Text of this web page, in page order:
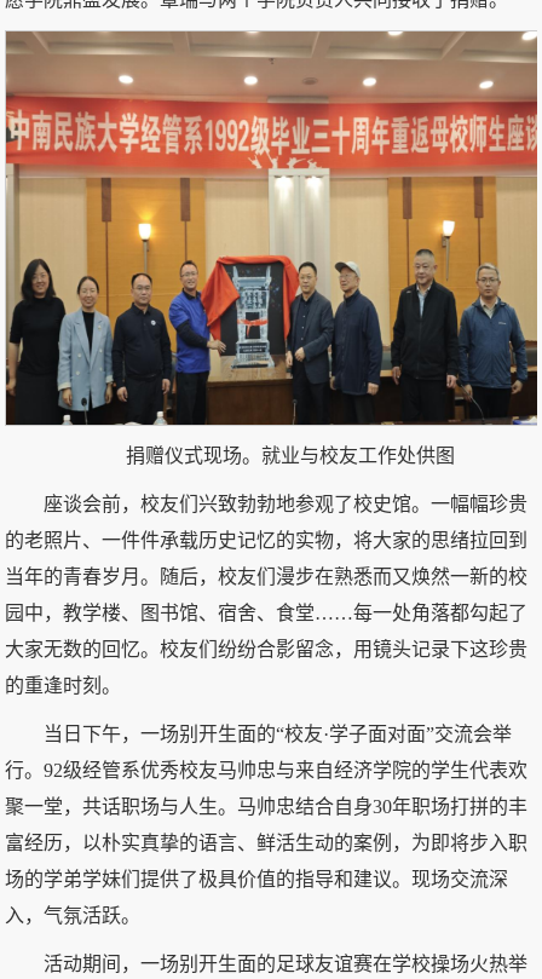
捐赠仪式现场。就业与校友工作处供图
座谈会前，校友们兴致勃勃地参观了校史馆。一幅幅珍贵
的老照片、一件件承载历史记忆的实物，将大家的思绪拉回到
当年的青春岁月。随后，校友们漫步在熟悉而又焕然一新的校
园中，教学楼、图书馆、宿舍、食堂……每一处角落都勾起了
大家无数的回忆。校友们纷纷合影留念，用镜头记录下这珍贵
的重逢时刻。
当日下午，一场别开生面的“校友·学子面对面”交流会举
行。92级经管系优秀校友马帅忠与来自经济学院的学生代表欢
聚一堂，共话职场与人生。马帅忠结合自身30年职场打拼的丰
富经历，以朴实真挚的语言、鲜活生动的案例，为即将步入职
场的学弟学妹们提供了极具价值的指导和建议。现场交流深
入，气氛活跃。
活动期间，一场别开生面的足球友谊赛在学校操场火热举